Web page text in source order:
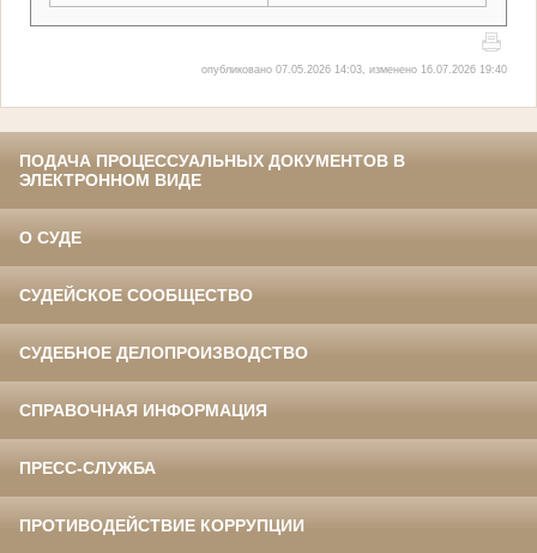
опубликовано 07.05.2026 14:03, изменено 16.07.2026 19:40
ПОДАЧА ПРОЦЕССУАЛЬНЫХ ДОКУМЕНТОВ В
ЭЛЕКТРОННОМ ВИДЕ
О СУДЕ
СУДЕЙСКОЕ СООБЩЕСТВО
СУДЕБНОЕ ДЕЛОПРОИЗВОДСТВО
СПРАВОЧНАЯ ИНФОРМАЦИЯ
ПРЕСС-СЛУЖБА
ПРОТИВОДЕЙСТВИЕ КОРРУПЦИИ